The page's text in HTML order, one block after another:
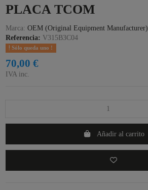
PLACA TCOM
Marca: OEM (Original Equipment Manufacturer)
Referencia: V315B3C04
Sólo queda uno !
70,00 €
IVA inc.
Añadir al carrito